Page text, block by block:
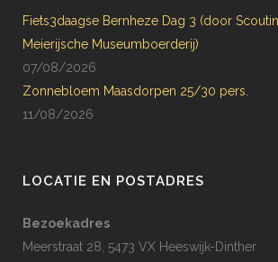
Fiets3daagse Bernheze Dag 3 (door
Meierijsche Museumboerderij)
07/08/2026
Zonnebloem Maasdorpen 25/30 pers.
11/08/2026
LOCATIE EN POSTADRES
Bezoekadres
Meerstraat 28, 5473 VX Heeswijk-Dinther